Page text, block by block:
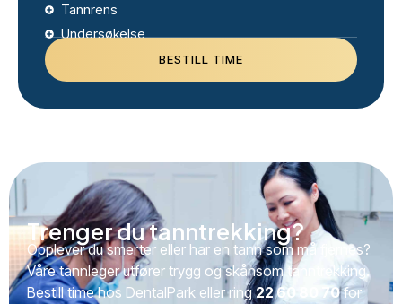
Tannrens
Undersøkelse
BESTILL TIME
Trenger du tanntrekking?
Opplever du smerter eller har en tann som må fjernes?
Våre tannleger utfører trygg og skånsom tanntrekking.
Bestill time hos DentalPark eller ring22 60 80 70for